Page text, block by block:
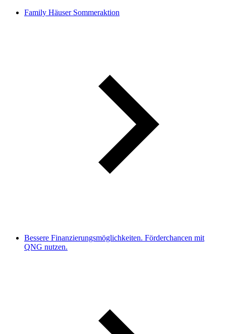
Family Häuser Sommeraktion
Bessere Finanzierungsmöglichkeiten. Förderchancen mit
QNG nutzen.